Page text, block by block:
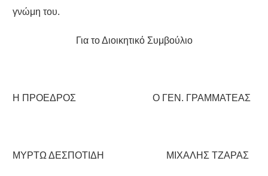
γνώμη του.
Για το Διοικητικό Συμβούλιο
Η ΠΡΟΕΔΡΟΣ Ο ΓΕΝ. ΓΡΑΜΜΑΤΕΑΣ
ΜΥΡΤΩ ΔΕΣΠΟΤΙΔΗ ΜΙΧΑΛΗΣ ΤΖΑΡΑΣ